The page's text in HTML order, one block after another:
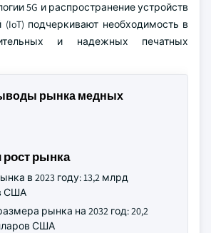
5G и распространение устройств
подчеркивают необходимость в
и надежных печатных
рынка медных
рост рынка
в 2023 году: 13,2 млрд
США
рынка на 2032 год: 20,2
США